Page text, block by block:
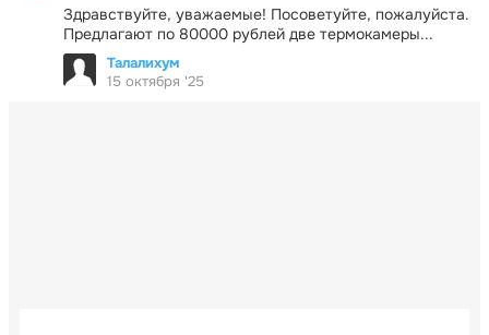
Здравствуйте, уважаемые! Посоветуйте, пожалуйста.
Предлагают по 80000 рублей две термокамеры...
Талалихум
15 октября '25